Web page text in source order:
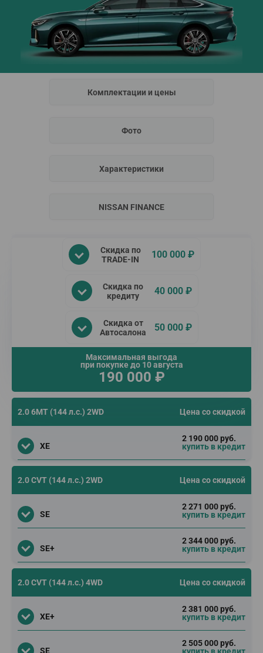
Комплектации и цены
Фото
Характеристики
NISSAN FINANCE
Скидка по
TRADE-IN
100 000 ₽
Скидка по
кредиту
40 000 ₽
Скидка от
Автосалона
50 000 ₽
Максимальная выгода
при покупке до 10 августа
190 000 ₽
2.0 6МТ (144 л.с.) 2WD Цена со скидкой
XE
2 190 000 руб.
купить в кредит
2.0 CVT (144 л.с.) 2WD Цена со скидкой
SE
2 271 000 руб.
купить в кредит
SE+
2 344 000 руб.
купить в кредит
2.0 CVT (144 л.с.) 4WD Цена со скидкой
XE+
2 381 000 руб.
купить в кредит
SE
2 505 000 руб.
купить в кредит